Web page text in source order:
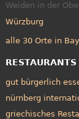
Weiden in der
Würzburg
alle 30 Orte in
gut bürgerlich
nürnberg
griechisches